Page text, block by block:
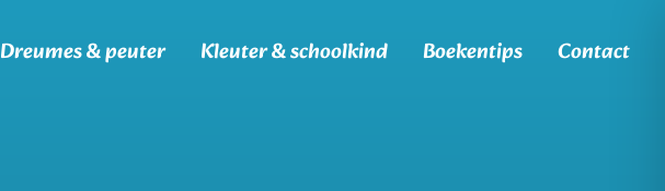
Dreumes & peuter Kleuter & schoolkind Boekentips Contact